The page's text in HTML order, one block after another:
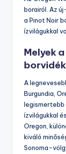
borairól. Az
a Pinot Noir
ízvilágukkal
Melyek
A
Burgundia,
legismertebb
ízvilágukkal
Oregon,
kiváló
Sonoma-